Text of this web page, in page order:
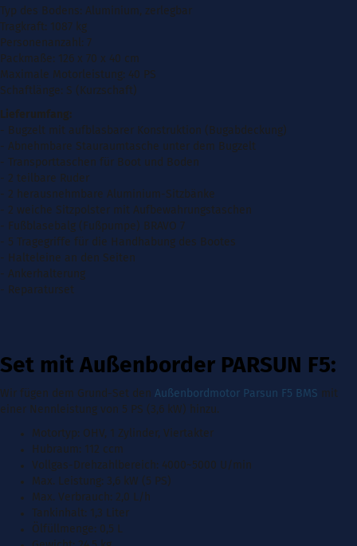
Typ des Bodens: Aluminium, zerlegbar
Tragkraft: 1087 kg
Personenanzahl: 7
Packmaße: 126 x 70 x 40 cm
Maximale Motorleistung: 40 PS
Schaftlänge: S (Kurzschaft)
Lieferumfang:
- Bugzelt mit aufblasbarer Konstruktion (Bugabdeckung)
- Abnehmbare Stauraumtasche unter dem Bugzelt
- Transporttaschen für Boot und Boden
- 2 teilbare Ruder
- 2 herausnehmbare Aluminium-Sitzbänke
- 2 weiche Sitzpolster mit Aufbewahrungstaschen
- Fu ß blasebalg ( Fußpumpe) BRAVO 7
- 5 Tragegriffe für die Handhabung des Bootes
- Halteleine an den Seiten
- Ankerhalterung
- Reparaturset
Set mit Außenborder PARSUN F5:
Wir fügen dem Grund-Set den Außenbordmotor Parsun F5 BMS mit
einer Nennleistung von 5 PS (3,6 kW) hinzu.
Motortyp: OHV, 1 Zylinder, Viertakter
Hubraum: 112 ccm
Vollgas-Drehzahlbereich: 4000 ~5000 U/min
Max. Leistung: 3,6 kW (5 PS)
Max. Verbrauch: 2,0 L/h
Tankinhalt: 1,3 Liter
Ölfüllmenge: 0,5 L